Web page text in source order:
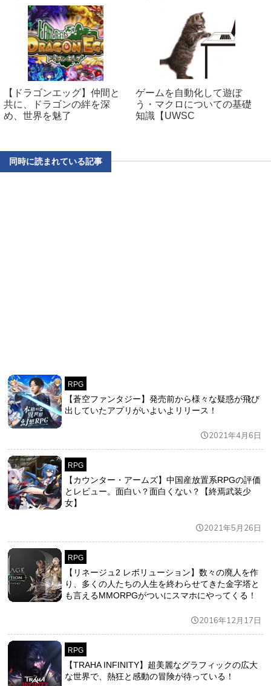
【ドラゴンエッグ】仲間と
共に、ドラゴンの絆を深
め、世界を魅了
ゲームを自動化して遊ぼ
う・マクロについての基礎
知識【UWSC
同時に読まれている記事
RPG
【蒼空ファンタジー】発売前から様々な疑惑が飛び
出していたアプリがいよいよリリース！
2021年4月6日
RPG
【カウンター・アームズ】中国産放置系RPGの評価
とレビュー。面白い？面白くない？【終焉武装少
女】
2021年5月26日
RPG
【リネージュ2 レボリューション】数々の廃人を作
り、多くの人たちの人生を終わらせてきた金字塔と
も言えるMMORPGがついにスマホにやってくる！
2016年12月17日
RPG
【TRAHA INFINITY】超美麗なグラフィックの広大
な世界で、熱狂と感動の冒険が待っている！